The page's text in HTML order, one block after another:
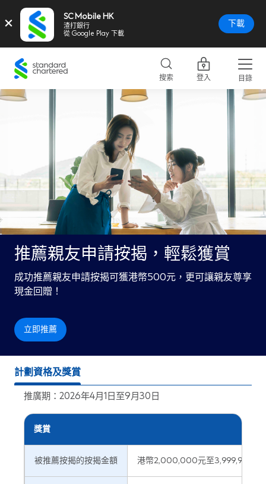
× SC Mobile HK
渣打銀行
從 Google Play 下載
下載
Standard
Chartered
Logo,
Home
搜索 登入 目錄
推薦親友申請按揭，輕鬆獲賞
成功推薦親友申請按揭可獲港幣500元，更可讓親友尊享
現金回贈！
立即推薦
計劃資格及獎賞
推廣期：2026年4月1日至9月30日
獎賞
被推薦按揭的按揭金額 港幣2,000,000元至3,999,999元